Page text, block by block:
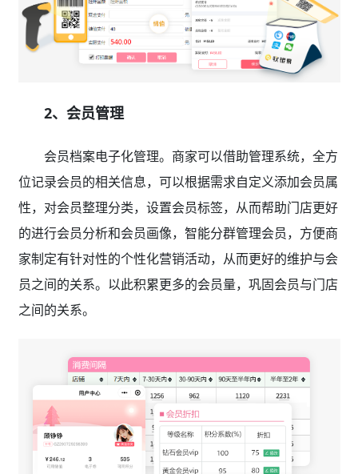
2、会员管理
会员档案电子化管理。商家可以借助管理系统，全方
位记录会员的相关信息，可以根据需求自定义添加会员属
性，对会员整理分类，设置会员标签，从而帮助门店更好
的进行会员分析和会员画像，智能分群管理会员，方便商
家制定有针对性的个性化营销活动，从而更好的维护与会
员之间的关系。以此积累更多的会员量，巩固会员与门店
之间的关系。